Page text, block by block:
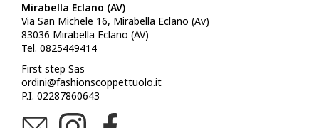
Mirabella Eclano (AV)
Via San Michele 16, Mirabella Eclano (Av)
83036 Mirabella Eclano (AV)
Tel. 0825449414
First step Sas
ordini@fashionscoppettuolo.it
P.I. 02287860643